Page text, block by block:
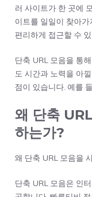
러 사이트가 한 곳에
이트를 일일이 찾아
편리하게 접근할 수
단축 URL 모음을 통
도 시간과 노력을 아
점이 있습니다. 예를
왜 단축
하는가?
왜 단축 URL 모음을
단축 URL 모음은 인